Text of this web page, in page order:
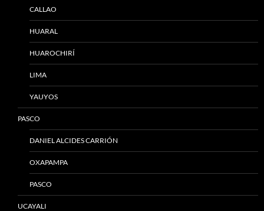
CALLAO
HUARAL
HUAROCHIRÍ
LIMA
YAUYOS
PASCO
DANIEL ALCIDES CARRIÓN
OXAPAMPA
PASCO
UCAYALI